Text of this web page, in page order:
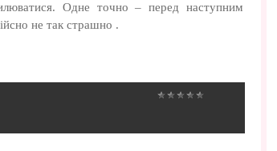
Одне точно – перед наступним
не так страшно .